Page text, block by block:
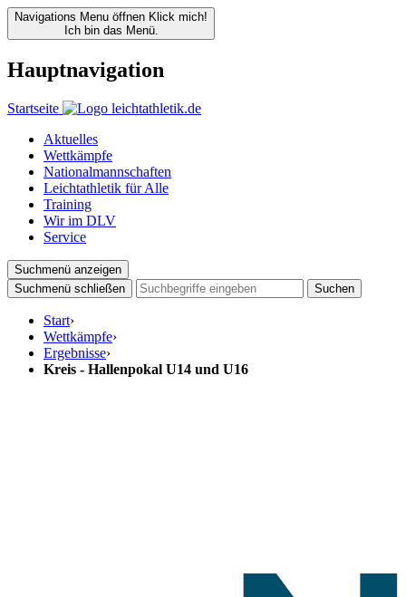
Navigations Menu öffnen Klick mich!
Ich bin das Menü.
Hauptnavigation
Startseite
Aktuelles
Wettkämpfe
Nationalmannschaften
Leichtathletik für Alle
Training
Wir im DLV
Service
Suchmenü anzeigen
Suchmenü schließen
Suchen
Start›
Wettkämpfe›
Ergebnisse›
Kreis - Hallenpokal U14 und U16